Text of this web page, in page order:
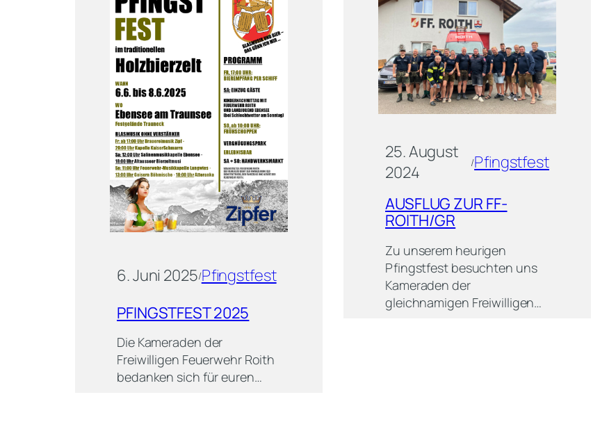
6. Juni 2025/Pfingstfest
PFINGSTFEST 2025
Die Kameraden der
Freiwilligen Feuerwehr Roith
bedanken sich für euren…
25. August
2024
/Pfingstfest
AUSFLUG ZUR FF-
ROITH/GR
Zu unserem heurigen
Pfingstfest besuchten uns
Kameraden der
gleichnamigen Freiwilligen…